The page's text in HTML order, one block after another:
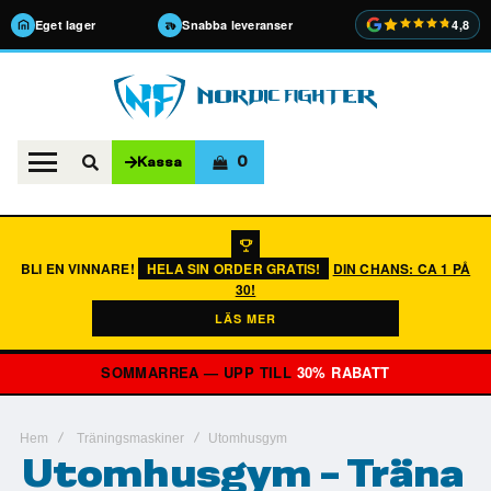
Eget lager Snabba leveranser 4,8
Kassa 0
BLI EN VINNARE! HELA SIN ORDER GRATIS!
DIN CHANS: CA 1 PÅ
30!
LÄS MER
SOMMARREA — UPP TILL 30% RABATT
Hem Träningsmaskiner Utomhusgym
Utomhusgym - Träna